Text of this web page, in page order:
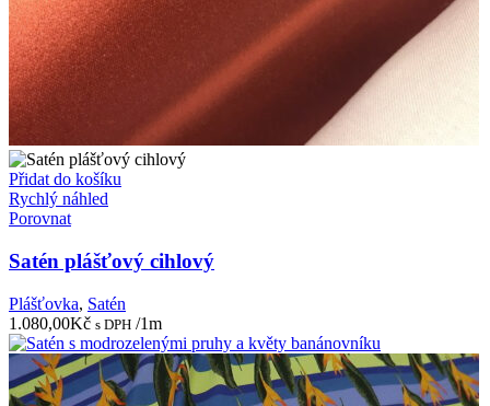
Přidat do košíku
Rychlý náhled
Porovnat
Satén plášťový cihlový
Plášťovka, Satén
1.080,00Kč s DPH /1m